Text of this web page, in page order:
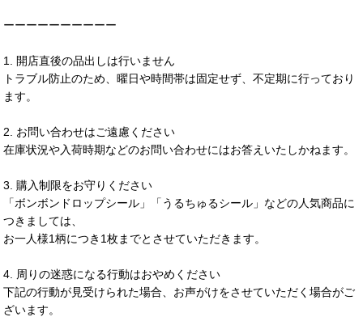
ーーーーーーーーーー
1. 開店直後の品出しは行いません
トラブル防止のため、曜日や時間帯は固定せず、不定期に行っており
ます。
2. お問い合わせはご遠慮ください
在庫状況や入荷時期などのお問い合わせにはお答えいたしかねます。
3. 購入制限をお守りください
「ボンボンドロップシール」「うるちゅるシール」などの人気商品に
つきましては、
お一人様1柄につき1枚までとさせていただきます。
4. 周りの迷惑になる行動はおやめください
下記の行動が見受けられた場合、お声がけをさせていただく場合がご
ざいます。